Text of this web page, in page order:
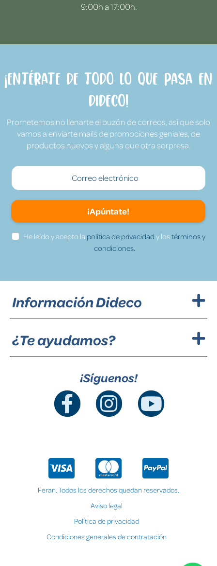
9:00h a 17:00h.
¡Entérate de todo lo que pasa en
Dideco!
Prometemos no llenarte el buzón de correos, así que solo
vamos a enviarte mails de promociones geniales, de
productos nuevos y alguna que otra sorpresa.
¡Apúntate!
He leído y acepto la política de privacidad y lostérminos y
condiciones.
Información Dideco
¿Te ayudamos?
¡Síguenos!
Feran. Todos los derechos quedan reservados.
Aviso legal
Política de privacidad
Condiciones generales de contratación